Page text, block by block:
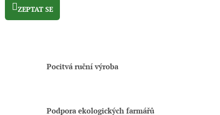
ZEPTAT SE
Pocitvá ruční výroba
Podpora ekologických farmářů